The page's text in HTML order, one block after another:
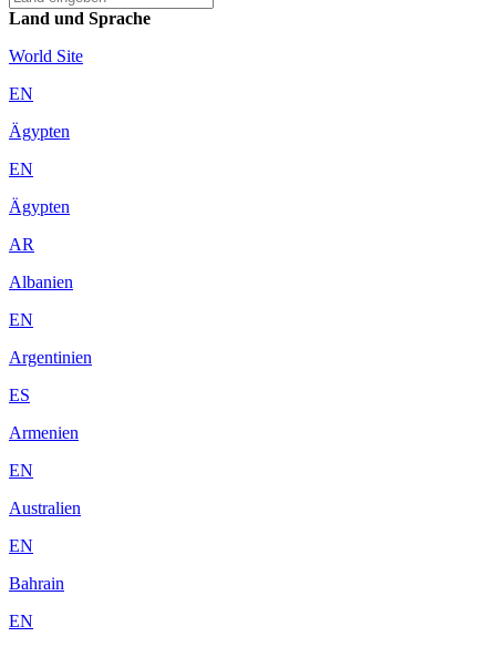
Land und Sprache
World Site
EN
Ägypten
EN
Ägypten
AR
Albanien
EN
Argentinien
ES
Armenien
EN
Australien
EN
Bahrain
EN